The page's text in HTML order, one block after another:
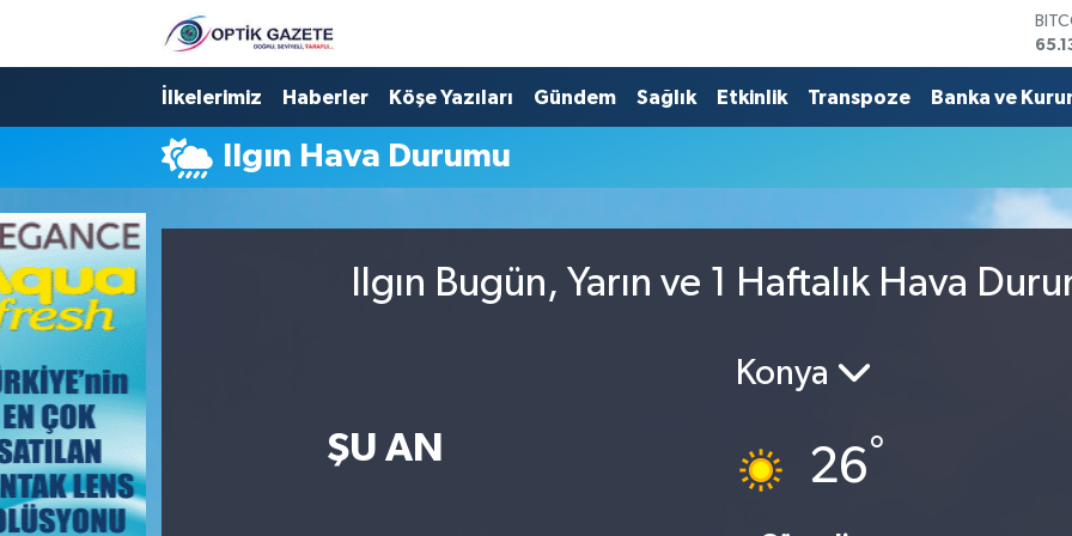
İlkelerimiz Haberler Köşe Yazıları Gündem Sağlık Etkinlik Transpoze Banka ve
Ilgın Hava Durumu
Ilgın Bugün, Yarın ve 1 Haftalık Hava
ŞU AN
Konya
26°
Nöbetçi Eczaneler
Hava Durumu
İstanbul Namaz Vakitleri
Trafik Durumu
Süper Lig Puan Durumu ve Fikstür
Tüm Manşetler
Son Dakika Haberleri
Haber Arşivi